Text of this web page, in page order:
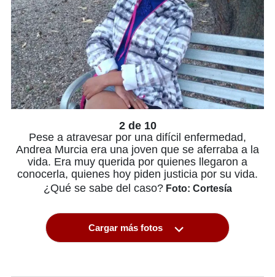
2 de 10
Pese a atravesar por una difícil enfermedad,
Andrea Murcia era una joven que se aferraba a la
vida. Era muy querida por quienes llegaron a
conocerla, quienes hoy piden justicia por su vida.
¿Qué se sabe del caso? Foto: Cortesía
Cargar más fotos